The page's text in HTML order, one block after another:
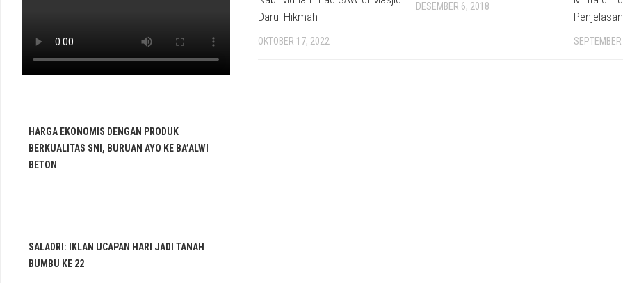
Darul Hikmah
OKTOBER 17, 2022
DESEMBER 6, 2018
HARGA EKONOMIS DENGAN PRODUK
BERKUALITAS SNI, BURUAN AYO KE BA’ALWI
BETON
SALADRI: IKLAN UCAPAN HARI JADI TANAH
BUMBU KE 22